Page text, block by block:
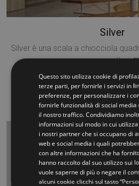
Silver
Silver è una scala a chiocciola
come
H 2730-3030 PREZZO A PARTIRE DA
trasporto (montaggio ed
VISIONA »
Questo sito utilizza cookie di
terze parti, per fornirle i servizi in
preferenze, per personalizzare i
fornirle funzionalità di social media
il nostro traffico. Condividiamo
informazioni sul modo in cui
i nostri partner che si occupano di
web e social media i quali
con altre informazioni che ha
hanno raccolto dal suo utilizzo sui
vuole saperne di più o negare il
alcuni cookie clicchi sul tasto